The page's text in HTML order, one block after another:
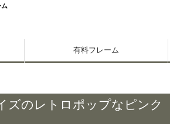
有料フレーム
ズのレトロポップなピンク